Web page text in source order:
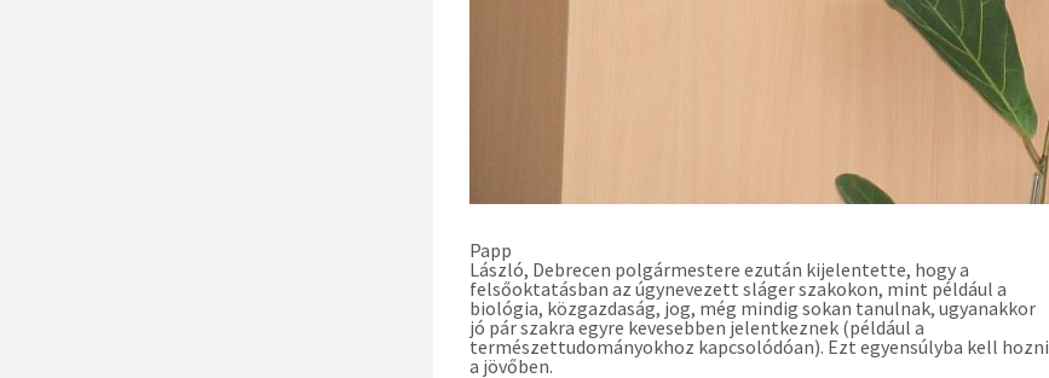
Papp
László, Debrecen polgármestere ezután kijelentette, hogy a
felsőoktatásban az úgynevezett sláger szakokon, mint például a
biológia, közgazdaság, jog, még mindig sokan tanulnak, ugyanakkor
jó pár szakra egyre kevesebben jelentkeznek (például a
természettudományokhoz kapcsolódóan). Ezt egyensúlyba kell hozni
a jövőben.